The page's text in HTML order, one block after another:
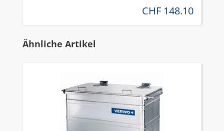
regulärer preis:
CHF 148.10
Produktgalerie überspringen
Ähnliche Artikel